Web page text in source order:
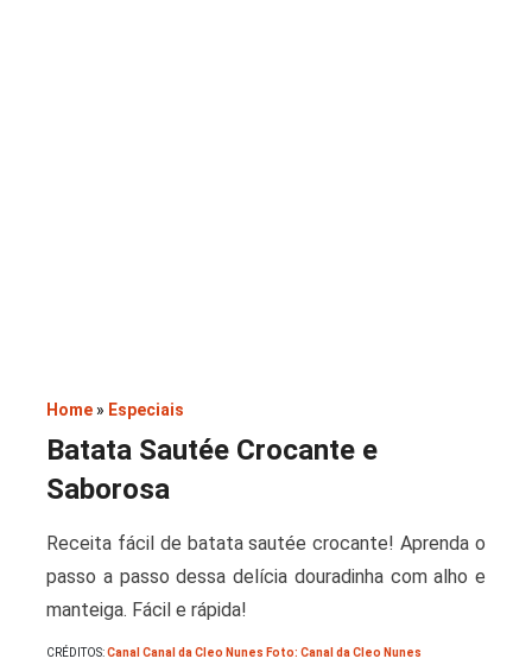
Home » Especiais
Batata Sautée Crocante e
Saborosa
Receita fácil de batata sautée crocante! Aprenda o
passo a passo dessa delícia douradinha com alho e
manteiga. Fácil e rápida!
CRÉDITOS:Canal Canal da Cleo Nunes Foto: Canal da Cleo Nunes